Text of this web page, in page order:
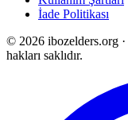
İade Politikası
© 2026 ibozelders.org ·
hakları saklıdır.